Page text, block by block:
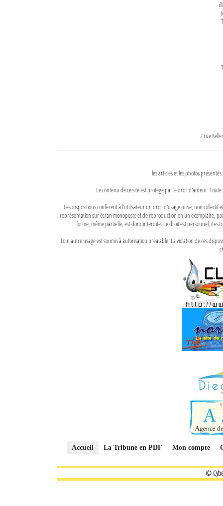
2 rue
les articles et les photos
Le contenu de ce site est protégé par le droit d'auteur.
Ces dispositions confèrent à l'utilisateur un droit d'usage privé, non
représentation sur écran monoposte et de reproduction en un exemplaire,
forme, même partielle, est donc interdite. Ce droit est personnel, il
Tout autre usage est soumis à autorisation préalable. La violation de ces
Accueil La Tribune en PDF Mon compte
©